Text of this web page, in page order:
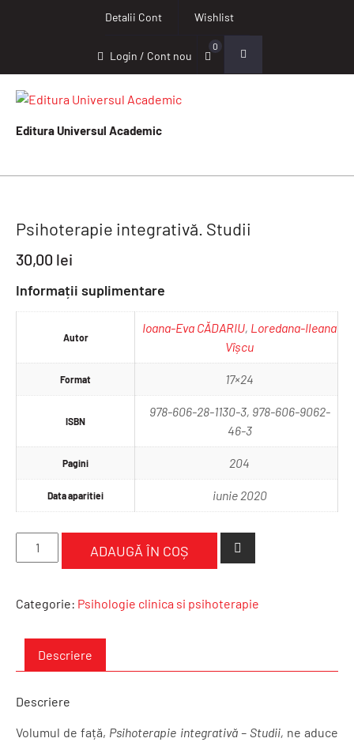
Detalii Cont Wishlist
Login / Cont nou
0
Editura Universul Academic
Psihoterapie integrativă. Studii
30,00 lei
Informații suplimentare
Autor
Ioana-Eva CĂDARIU, Loredana-Ileana
Vîșcu
Format 17×24
ISBN
978-606-28-1130-3, 978-606-9062-
46-3
Pagini 204
Data aparitiei iunie 2020
Cantitate
Psihoterapie
Studii
ADAUGĂ ÎN COȘ
Categorie: Psihologie clinica si psihoterapie
Descriere
Descriere
Volumul de față, Psihoterapie integrativă – Studii, ne aduce